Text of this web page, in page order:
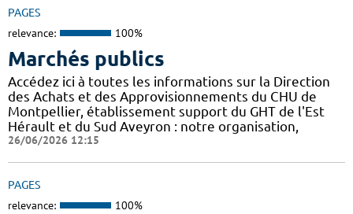
PAGES
relevance: 100%
Marchés publics
Accédez ici à toutes les informations sur la Direction
des Achats et des Approvisionnements du CHU de
Montpellier, établissement support du GHT de l'Est
Hérault et du Sud Aveyron : notre organisation,
26/06/2026 12:15
PAGES
relevance: 100%